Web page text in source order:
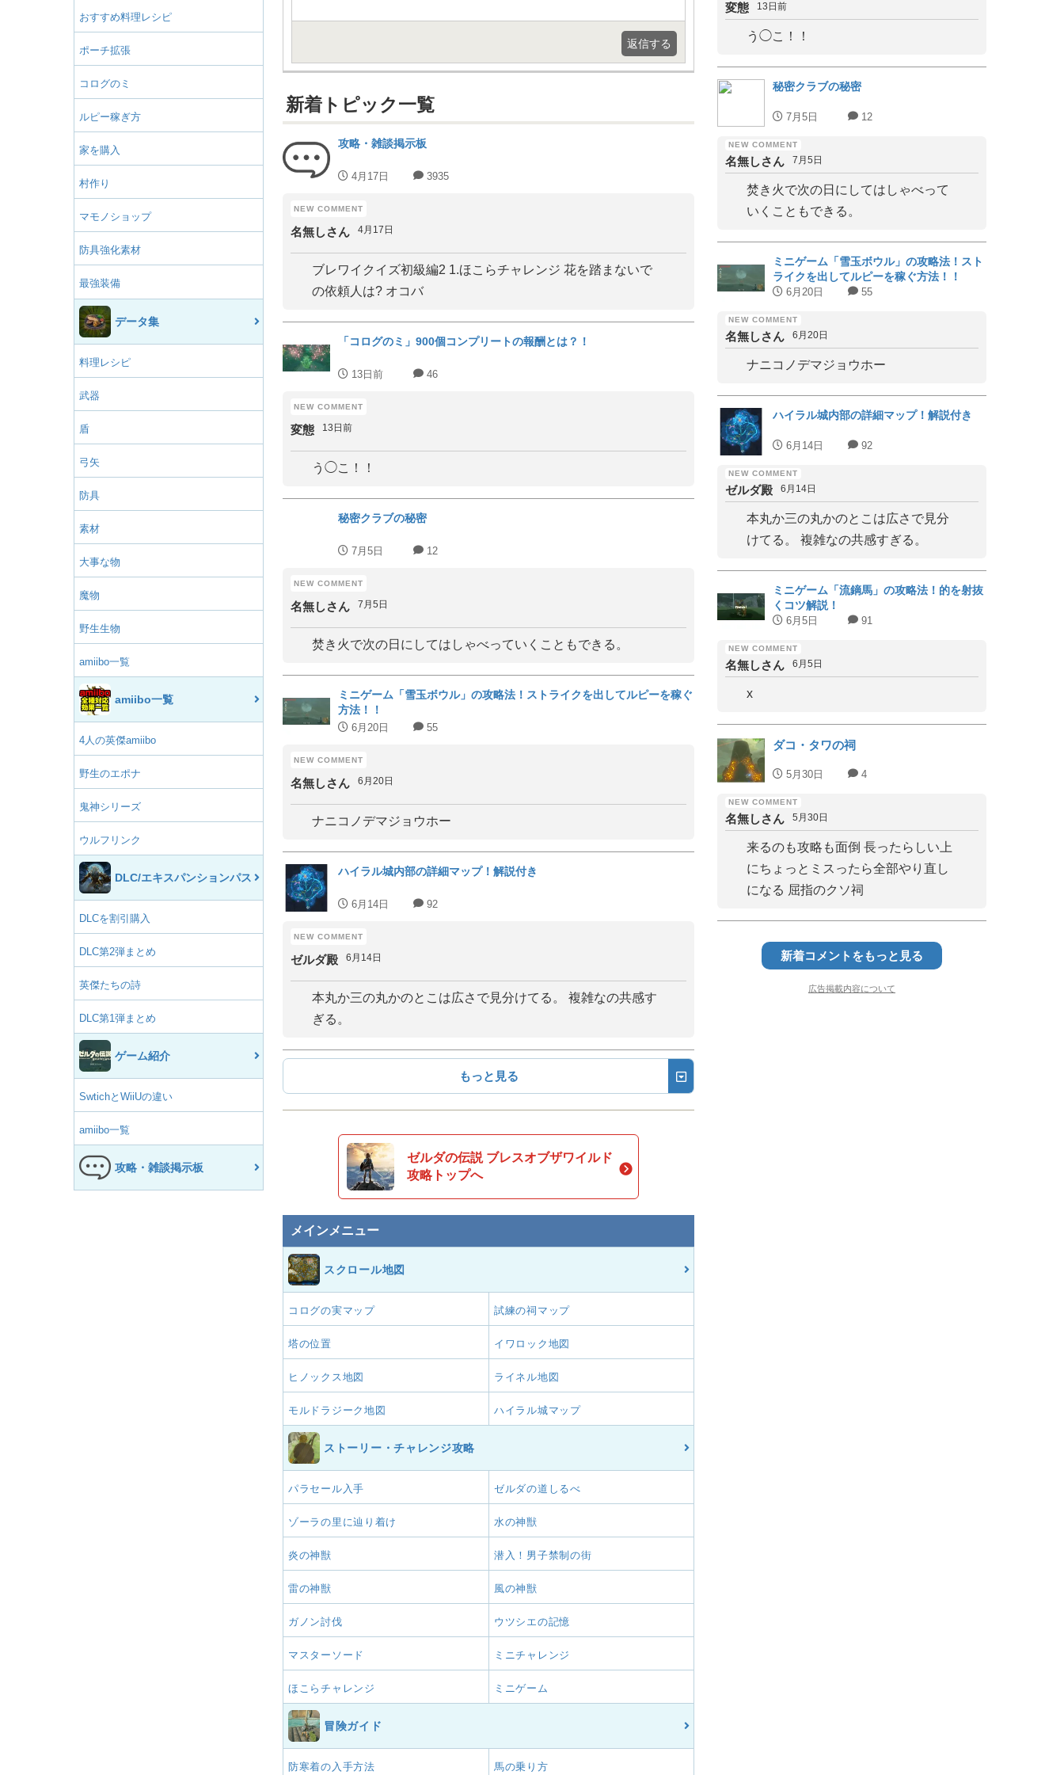
おすすめ料理レシピ
ポーチ拡張
コログのミ
ルピー稼ぎ方
家を購入
村作り
マモノショップ
防具強化素材
最強装備
データ集
料理レシピ
武器
盾
弓矢
防具
素材
大事な物
魔物
野生生物
amiibo一覧
amiibo一覧
4人の英傑amiibo
野生のエポナ
鬼神シリーズ
ウルフリンク
DLC/エキスパンションパス
DLCを割引購入
DLC第2弾まとめ
英傑たちの詩
DLC第1弾まとめ
ゲーム紹介
SwtichとWiiUの違い
amiibo一覧
攻略・雑談掲示板
返信する
新着トピック一覧
攻略・雑談掲示板
4月17日 3935
名無しさん 4月17日
ブレワイクイズ初級編2 1.ほこらチャレンジ 花を踏まないで
の依頼人は? オコバ
「コログのミ」900個コンプリートの報酬とは？！
13日前 46
変態 13日前
う◯こ！！
秘密クラブの秘密
7月5日 12
名無しさん 7月5日
焚き火で次の日にしてはしゃべっていくこともできる。
ミニゲーム「雪玉ボウル」の攻略法！ストライクを出してルピーを稼ぐ
方法！！
6月20日 55
名無しさん 6月20日
ナニコノデマジョウホー
ハイラル城内部の詳細マップ！解説付き
6月14日 92
ゼルダ殿 6月14日
本丸か三の丸かのとこは広さで見分けてる。 複雑なの共感す
ぎる。
もっと見る
ゼルダの伝説 ブレスオブザワイルド
攻略トップへ
メインメニュー
スクロール地図
コログの実マップ 試練の祠マップ
塔の位置 イワロック地図
ヒノックス地図 ライネル地図
モルドラジーク地図 ハイラル城マップ
ストーリー・チャレンジ攻略
パラセール入手 ゼルダの道しるべ
ゾーラの里に辿り着け 水の神獣
炎の神獣 潜入！男子禁制の街
雷の神獣 風の神獣
ガノン討伐 ウツシエの記憶
マスターソード ミニチャレンジ
ほこらチャレンジ ミニゲーム
冒険ガイド
防寒着の入手方法 馬の乗り方
変態 13日前
う◯こ！！
秘密クラブの秘密
7月5日 12
名無しさん 7月5日
焚き火で次の日にしてはしゃべって
いくこともできる。
ミニゲーム「雪玉ボウル」の攻略法！スト
ライクを出してルピーを稼ぐ方法！！
6月20日 55
名無しさん 6月20日
ナニコノデマジョウホー
ハイラル城内部の詳細マップ！解説付き
6月14日 92
ゼルダ殿 6月14日
本丸か三の丸かのとこは広さで見分
けてる。 複雑なの共感すぎる。
ミニゲーム「流鏑馬」の攻略法！的を射抜
くコツ解説！
6月5日 91
名無しさん 6月5日
x
ダコ・タワの祠
5月30日 4
名無しさん 5月30日
来るのも攻略も面倒 長ったらしい上
にちょっとミスったら全部やり直し
になる 屈指のクソ祠
新着コメントをもっと見る
広告掲載内容について